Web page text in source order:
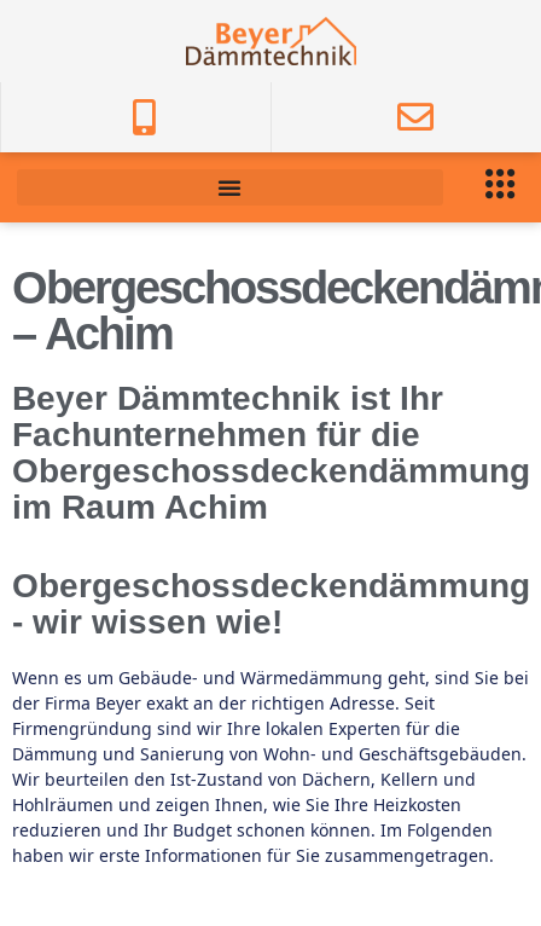
– Achim
Beyer Dämmtechnik ist Ihr
Fachunternehmen für die
Obergeschossdeckendämmung
im Raum Achim
Obergeschossdeckendämmung
- wir wissen wie!
Wenn es um Gebäude- und Wärmedämmung geht, sind Sie bei
der Firma Beyer exakt an der richtigen Adresse. Seit
Firmengründung sind wir Ihre lokalen Experten für die
Dämmung und Sanierung von Wohn- und Geschäftsgebäuden.
Wir beurteilen den Ist-Zustand von Dächern, Kellern und
Hohlräumen und zeigen Ihnen, wie Sie Ihre Heizkosten
reduzieren und Ihr Budget schonen können. Im Folgenden
haben wir erste Informationen für Sie zusammengetragen.